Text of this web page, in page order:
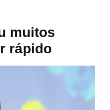
muitos
rápido